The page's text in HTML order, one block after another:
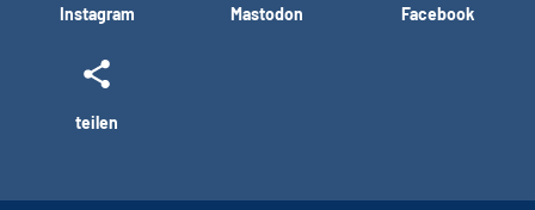
Instagram Mastodon Facebook
teilen